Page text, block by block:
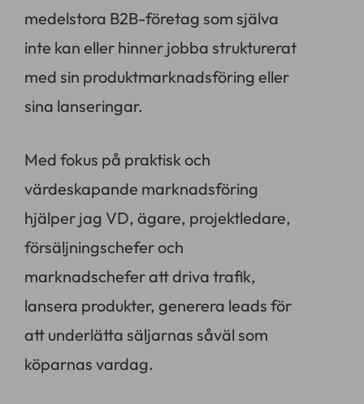
medelstora B2B-företag som själva
inte kan eller hinner jobba strukturerat
med sin produktmarknadsföring eller
sina lanseringar.
Med fokus på praktisk och
värdeskapande marknadsföring
hjälper jag VD, ägare, projektledare,
försäljningschefer och
marknadschefer att driva trafik,
lansera produkter, generera leads för
att underlätta säljarnas såväl som
köparnas vardag.